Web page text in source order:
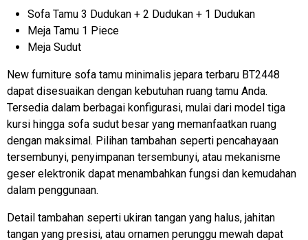
Sofa Tamu 3 Dudukan + 2 Dudukan + 1 Dudukan
Meja Tamu 1 Piece
Meja Sudut
New furniture sofa tamu minimalis jepara terbaru BT2448
dapat disesuaikan dengan kebutuhan ruang tamu Anda.
Tersedia dalam berbagai konfigurasi, mulai dari model tiga
kursi hingga sofa sudut besar yang memanfaatkan ruang
dengan maksimal. Pilihan tambahan seperti pencahayaan
tersembunyi, penyimpanan tersembunyi, atau mekanisme
geser elektronik dapat menambahkan fungsi dan kemudahan
dalam penggunaan.
Detail tambahan seperti ukiran tangan yang halus, jahitan
tangan yang presisi, atau ornamen perunggu mewah dapat